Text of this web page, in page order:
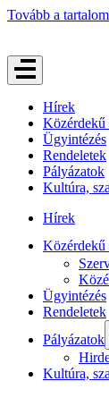
Tovább a
Hírek
Közérdekű
Ügyintézés
Rendeletek
Pályázatok
Kultúra,
Hírek
Közérdekű
Ügyintézés
Rendeletek
Pályázatok
Kultúra,